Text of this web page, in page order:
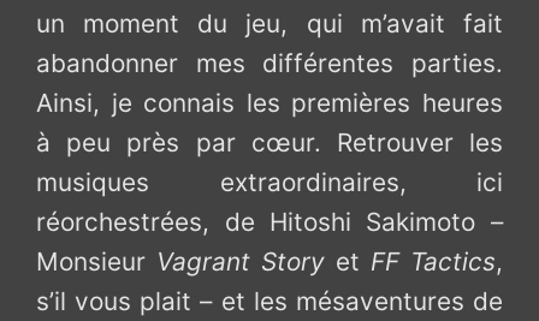
un moment du jeu, qui m’avait fait
abandonner mes différentes parties.
Ainsi, je connais les premières heures
à peu près par cœur. Retrouver les
musiques extraordinaires, ici
réorchestrées, de Hitoshi Sakimoto –
Monsieur Vagrant Story et FF Tactics,
s’il vous plait – et les mésaventures de